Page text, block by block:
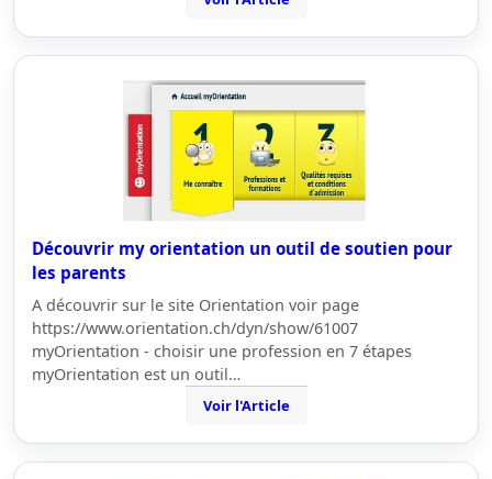
Découvrir my orientation un outil de soutien pour
les parents
A découvrir sur le site Orientation voir page
https://www.orientation.ch/dyn/show/61007
myOrientation - choisir une profession en 7 étapes
myOrientation est un outil…
Voir l'Article